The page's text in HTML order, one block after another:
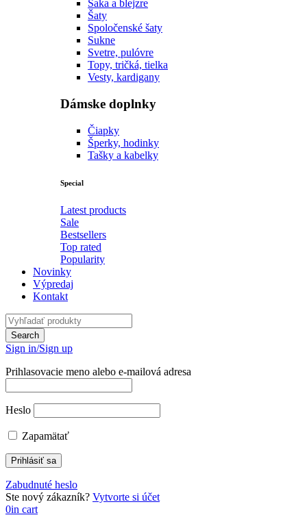
Saka a blejzre
Šaty
Spoločenské šaty
Sukne
Svetre, pulóvre
Topy, tričká, tielka
Vesty, kardigany
Dámske doplnky
Čiapky
Šperky, hodinky
Tašky a kabelky
Special
Latest products
Sale
Bestsellers
Top rated
Popularity
Novinky
Výpredaj
Kontakt
Sign in/Sign up
Prihlasovacie meno alebo e-mailová adresa
Heslo
Zapamätať
Zabudnuté heslo
Ste nový zákazník? Vytvorte si účet
0in cart